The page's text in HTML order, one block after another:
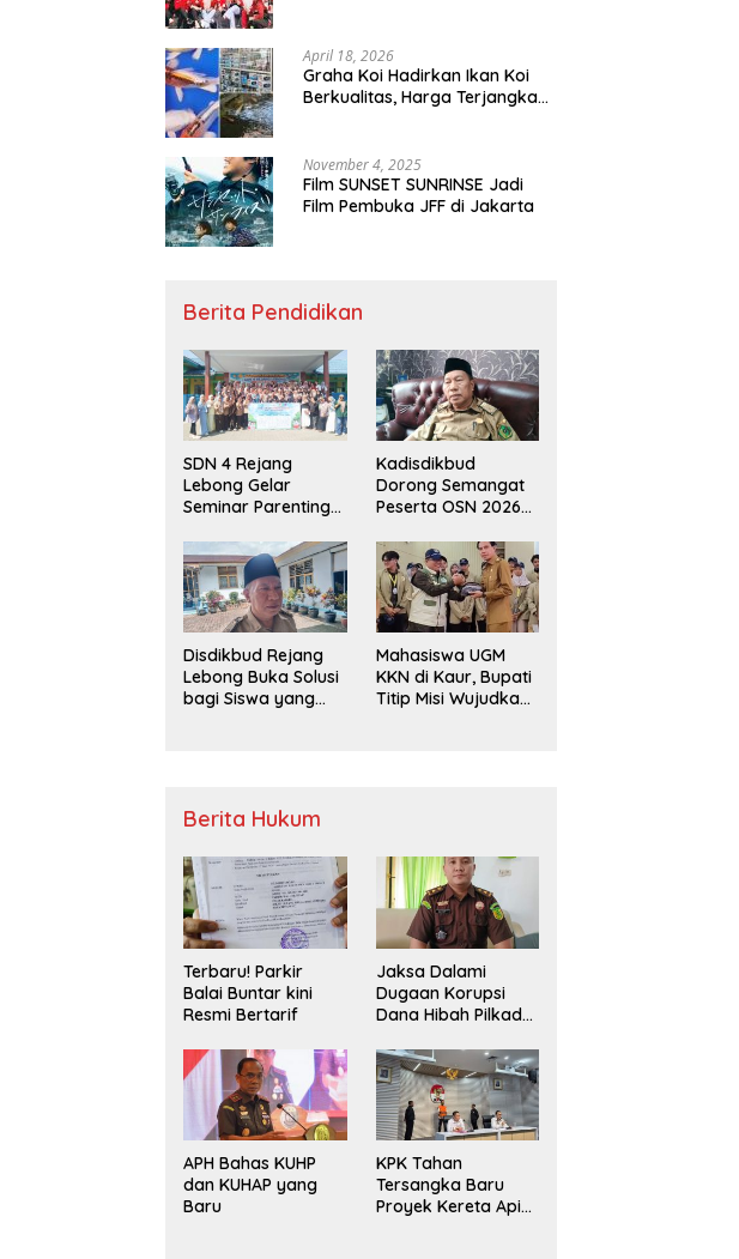
April 18, 2026
Graha Koi Hadirkan Ikan Koi
Berkualitas, Harga Terjangkau
November 4, 2025
Film SUNSET SUNRINSE Jadi
Film Pembuka JFF di Jakarta
Berita Pendidikan
SDN 4 Rejang
Lebong Gelar
Seminar Parenting
Bullying,
Kadisdikbud: Patut
Jadi Contoh
Kadisdikbud
Dorong Semangat
Peserta OSN 2026
Disdikbud Rejang
Lebong Buka Solusi
bagi Siswa yang
Mahasiswa UGM
KKN di Kaur, Bupati
Titip Misi Wujudkan
Berita Hukum
Terbaru! Parkir
Balai Buntar kini
Resmi Bertarif
Jaksa Dalami
Dugaan Korupsi
Dana Hibah Pilkada
Kaur
APH Bahas KUHP
dan KUHAP yang
Baru
KPK Tahan
Tersangka Baru
Proyek Kereta Api